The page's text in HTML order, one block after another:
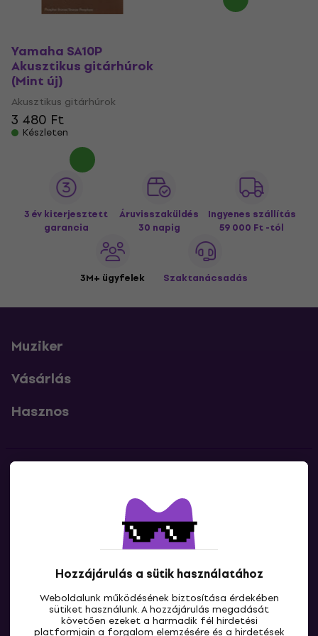
Hozzájárulás a sütik használatához
Weboldalunk működésének biztosítása érdekében
sütiket használunk. A hozzájárulás megadását
követően ezeket a harmadik fél hirdetési
platformjain a forgalom elemzésére és a hirdetések
Yamaha SA10P
Akusztikus gitárhúrok
(Mint új)
Akusztikus gitárhúrok
3 480 Ft
Készleten
3 év kiterjesztett
garancia
Áruvisszaküldés
30 napig
Ingyenes szállítás
59 000 Ft -tól
3M+ ügyfelek Szaktanácsadás
Muziker
Vásárlás
Hasznos
Lépj kapcsolatba velünk